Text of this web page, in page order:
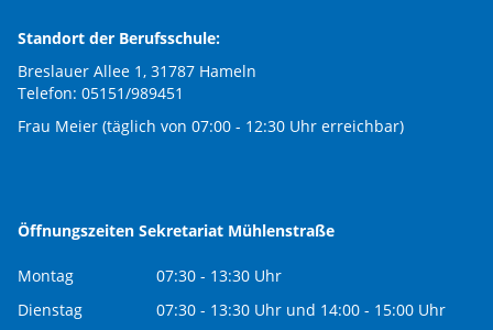
Standort der Berufsschule:
Breslauer Allee 1, 31787 Hameln
Telefon: 05151/989451
Frau Meier (täglich von 07:00 - 12:30 Uhr erreichbar)
Öffnungszeiten Sekretariat Mühlenstraße
Montag
07:30 - 13:30 Uhr
Dienstag
07:30 - 13:30 Uhr und 14:00 - 15:00 Uhr